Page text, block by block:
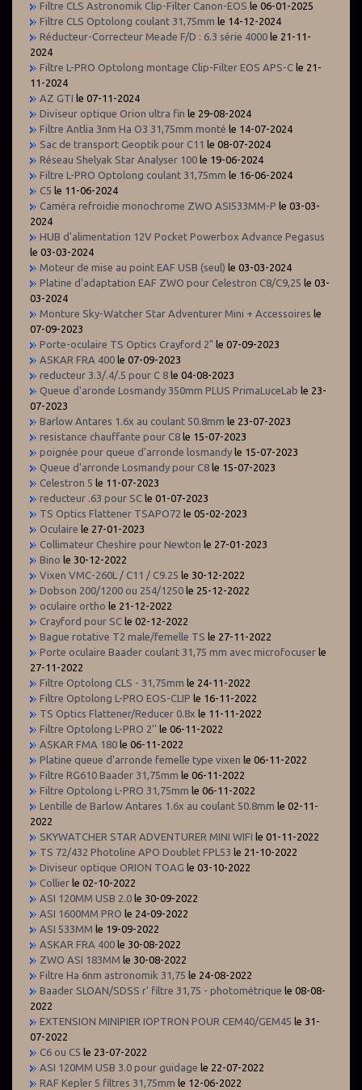
Filtre CLS Astronomik Clip-Filter Canon-EOS le 06-01-2025
Filtre CLS Optolong coulant 31,75mm le 14-12-2024
Réducteur-Correcteur Meade F/D : 6.3 série 4000 le 21-11-
2024
Filtre L-PRO Optolong montage Clip-Filter EOS APS-C le 21-
11-2024
AZ GTI le 07-11-2024
Diviseur optique Orion ultra fin le 29-08-2024
Filtre Antlia 3nm Ha O3 31,75mm monté le 14-07-2024
Sac de transport Geoptik pour C11 le 08-07-2024
Réseau Shelyak Star Analyser 100 le 19-06-2024
Filtre L-PRO Optolong coulant 31,75mm le 16-06-2024
C5 le 11-06-2024
Caméra refroidie monochrome ZWO ASI533MM-P le 03-03-
2024
HUB d'alimentation 12V Pocket Powerbox Advance Pegasus
le 03-03-2024
Moteur de mise au point EAF USB (seul) le 03-03-2024
Platine d'adaptation EAF ZWO pour Celestron C8/C9,25 le 03-
03-2024
Monture Sky-Watcher Star Adventurer Mini + Accessoires le
07-09-2023
Porte-oculaire TS Optics Crayford 2" le 07-09-2023
ASKAR FRA 400 le 07-09-2023
reducteur 3.3/.4/.5 pour C 8 le 04-08-2023
Queue d'aronde Losmandy 350mm PLUS PrimaLuceLab le 23-
07-2023
Barlow Antares 1.6x au coulant 50.8mm le 23-07-2023
resistance chauffante pour C8 le 15-07-2023
poignée pour queue d'arronde losmandy le 15-07-2023
Queue d'arronde Losmandy pour C8 le 15-07-2023
Celestron 5 le 11-07-2023
reducteur .63 pour SC le 01-07-2023
TS Optics Flattener TSAPO72 le 05-02-2023
Oculaire le 27-01-2023
Collimateur Cheshire pour Newton le 27-01-2023
Bino le 30-12-2022
Vixen VMC-260L / C11 / C9.25 le 30-12-2022
Dobson 200/1200 ou 254/1250 le 25-12-2022
oculaire ortho le 21-12-2022
Crayford pour SC le 02-12-2022
Bague rotative T2 male/femelle TS le 27-11-2022
Porte oculaire Baader coulant 31,75 mm avec microfocuser le
27-11-2022
Filtre Optolong CLS - 31,75mm le 24-11-2022
Filtre Optolong L-PRO EOS-CLIP le 16-11-2022
TS Optics Flattener/Reducer 0.8x le 11-11-2022
Filtre Optolong L-PRO 2'' le 06-11-2022
ASKAR FMA 180 le 06-11-2022
Platine queue d'arronde femelle type vixen le 06-11-2022
Filtre RG610 Baader 31,75mm le 06-11-2022
Filtre Optolong L-PRO 31,75mm le 06-11-2022
Lentille de Barlow Antares 1.6x au coulant 50.8mm le 02-11-
2022
SKYWATCHER STAR ADVENTURER MINI WIFI le 01-11-2022
TS 72/432 Photoline APO Doublet FPL53 le 21-10-2022
Diviseur optique ORION TOAG le 03-10-2022
Collier le 02-10-2022
ASI 120MM USB 2.0 le 30-09-2022
ASI 1600MM PRO le 24-09-2022
ASI 533MM le 19-09-2022
ASKAR FRA 400 le 30-08-2022
ZWO ASI 183MM le 30-08-2022
Filtre Ha 6nm astronomik 31,75 le 24-08-2022
Baader SLOAN/SDSS r' filtre 31,75 - photométrique le 08-08-
2022
EXTENSION MINIPIER IOPTRON POUR CEM40/GEM45 le 31-
07-2022
C6 ou C5 le 23-07-2022
ASI 120MM USB 3.0 pour guidage le 22-07-2022
RAF Kepler 5 filtres 31,75mm le 12-06-2022